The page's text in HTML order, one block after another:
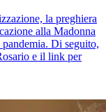
la preghiera
alla Madonna
Di seguito,
e il link per